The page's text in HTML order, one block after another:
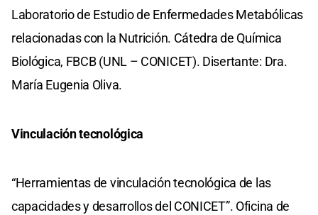
Laboratorio de Estudio de Enfermedades Metabólicas
relacionadas con la Nutrición. Cátedra de Química
Biológica, FBCB (UNL – CONICET). Disertante: Dra.
María Eugenia Oliva.
Vinculación tecnológica
“Herramientas de vinculación tecnológica de las
capacidades y desarrollos del CONICET”. Oficina de